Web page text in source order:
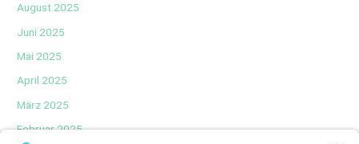
August 2025
Juni 2025
Mai 2025
April 2025
März 2025
Februar 2025